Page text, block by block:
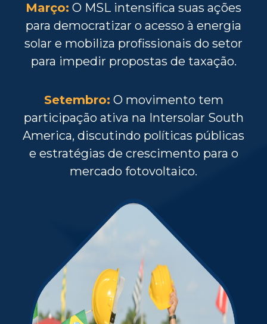
Março: O MSL intensifica suas ações
para democratizar o acesso à energia
solar e mobiliza profissionais do setor
para impedir propostas de taxação.
Setembro: O movimento tem
participação ativa na Intersolar South
America, discutindo políticas públicas
e estratégias de crescimento para o
mercado fotovoltaico.